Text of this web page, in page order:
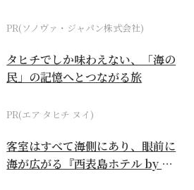
PR(ソノヴァ・ジャパン株式会社)
タヒチでしか味わえない、「海の
民」の記憶へとつながる旅
PR(エア タヒチ ヌイ)
客室はすべて海側にあり、眼前に
海が広がる『西表島ホテル by 星